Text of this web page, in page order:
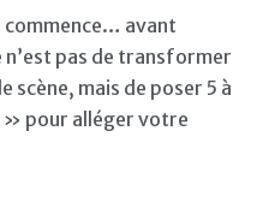
commence… avant
n’est pas de transformer
scène, mais de poser 5 à
» pour alléger votre